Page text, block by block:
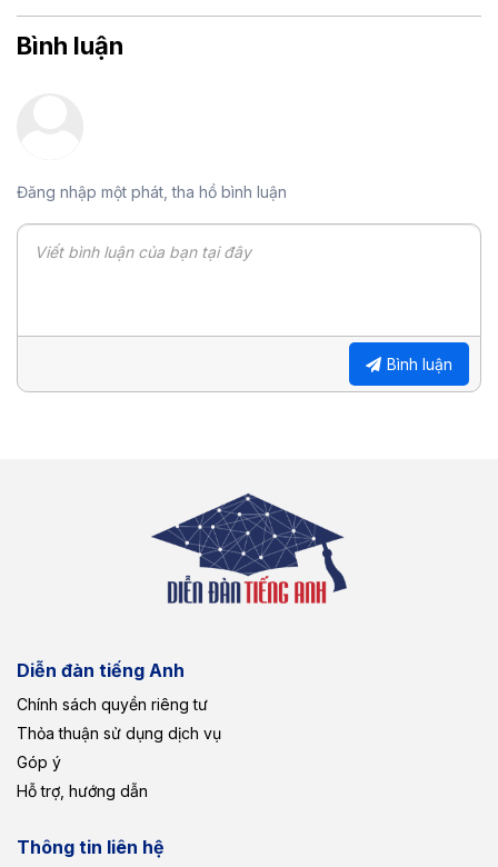
Bình luận
Đăng nhập một phát, tha hồ bình luận
Bình luận
Diễn đàn tiếng Anh
Chính sách quyền riêng tư
Thỏa thuận sử dụng dịch vụ
Góp ý
Hỗ trợ, hướng dẫn
Thông tin liên hệ